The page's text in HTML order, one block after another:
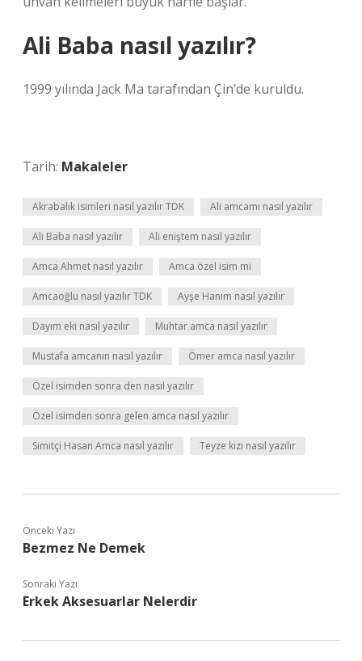
Ali Baba nasıl yazılır?
1999 yılında Jack Ma tarafından Çin’de kuruldu.
Tarih: Makaleler
Akrabalık isimleri nasıl yazılır TDK Ali amcamı nasıl yazılır
Ali Baba nasıl yazılır Ali eniştem nasıl yazılır
Amca Ahmet nasıl yazılır Amca özel isim mi
Amcaoğlu nasıl yazılır TDK Ayşe Hanım nasıl yazılır
Dayım eki nasıl yazılır Muhtar amca nasıl yazılır
Mustafa amcanın nasıl yazılır Ömer amca nasıl yazılır
Özel isimden sonra den nasıl yazılır
Özel isimden sonra gelen amca nasıl yazılır
Simitçi Hasan Amca nasıl yazılır Teyze kızı nasıl yazılır
Önceki Yazı
Bezmez Ne Demek
Sonraki Yazı
Erkek Aksesuarlar Nelerdir